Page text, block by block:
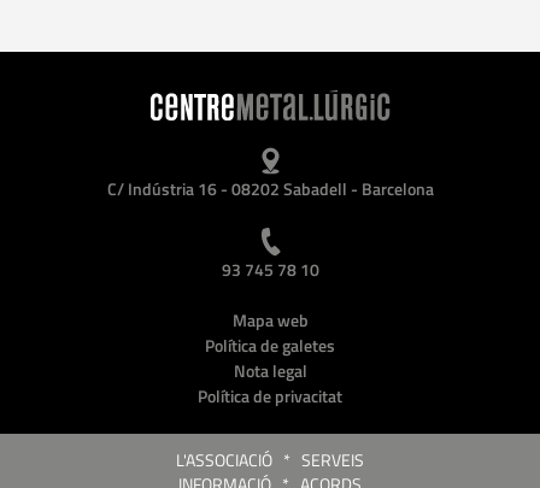
C/ Indústria 16 - 08202 Sabadell - Barcelona
93 745 78 10
Mapa web
Política de galetes
Nota legal
Política de privacitat
L'ASSOCIACIÓ * SERVEIS